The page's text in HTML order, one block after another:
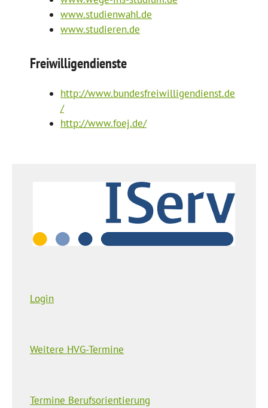
www.studienwahl.de
www.studieren.de
Freiwilligendienste
http://www.bundesfreiwilligendienst.de
/
http://www.foej.de/
Login
Weitere HVG-Termine
Termine Berufsorientierung